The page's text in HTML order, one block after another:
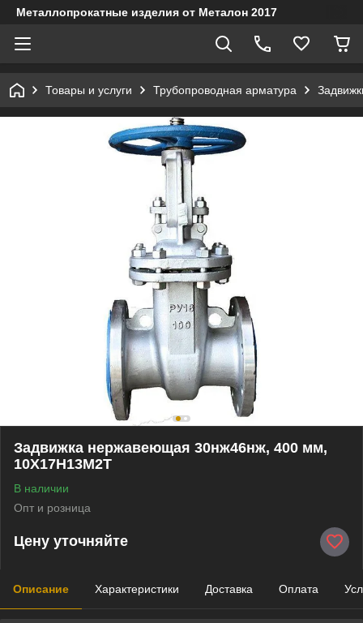
Металлопрокатные изделия от Металон 2017
Товары и услуги Трубопроводная арматура
Задвижка нержавеющая 30нж46нж, 400 мм,
10Х17Н13М2Т
В наличии
Опт и розница
Цену уточняйте
Описание Характеристики Доставка Оплата